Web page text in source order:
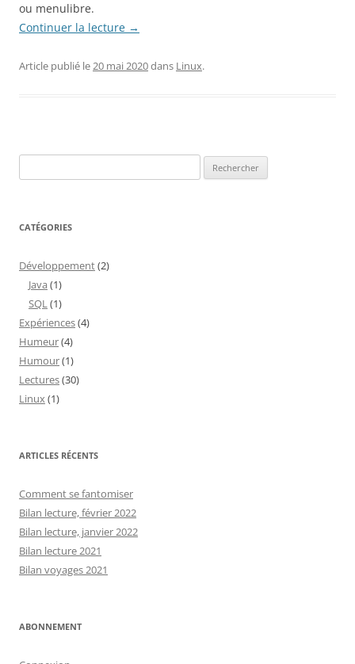
ou menulibre.
Continuer la lecture →
Article publié le20 mai 2020dans Linux.
CATÉGORIES
Développement(2)
Java (1)
SQL(1)
Expériences(4)
Humeur(4)
Humour(1)
Lectures(30)
Linux(1)
ARTICLES RÉCENTS
Comment se fantomiser
Bilan lecture, février 2022
Bilan lecture, janvier 2022
Bilan lecture 2021
Bilan voyages 2021
ABONNEMENT